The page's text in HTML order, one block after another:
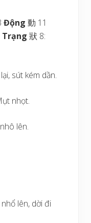
Động 動 11
Trạng 狀 8:
sút kém dần.
nhọt.
lên.
lên, dời đi